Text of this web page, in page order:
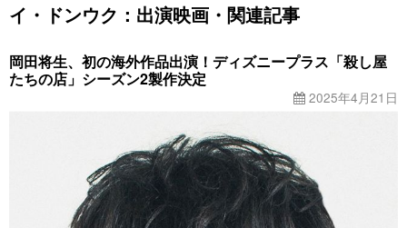
イ・ドンウク：出演映画・関連記事
岡田将生、初の海外作品出演！ディズニープラス「殺し屋
たちの店」シーズン2製作決定
2025年4月21日